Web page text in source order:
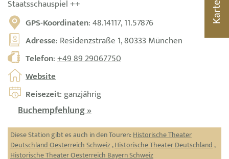
Staatsschauspiel ++
GPS-Koordinaten: 48.14117, 11.57876
Adresse: Residenzstraße 1, 80333 München
Telefon:+49 89 29067750
Website
Reisezeit: ganzjährig
Buchempfehlung »
Diese Station gibt es auch in den Touren:Historische Theater
Deutschland Oesterreich Schweiz,Historische Theater Deutschland,
Historische Theater Oesterreich Bayern Schweiz
Karte